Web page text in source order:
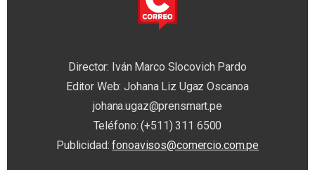
Director: Iván Marco Slocovich Pardo
Editor Web: Johana Liz Ugaz Oscanoa
johana.ugaz@prensmart.pe
Teléfono: (+511) 311 6500
Publicidad:fonoavisos@comercio.com.pe